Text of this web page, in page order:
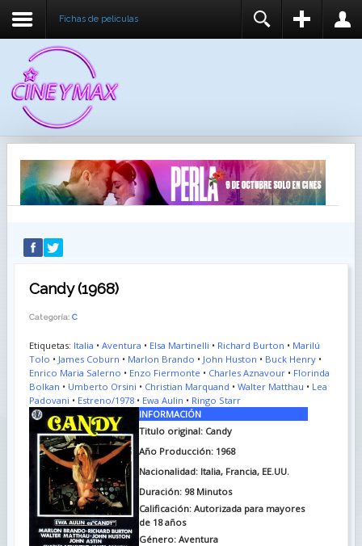
Fichas de peliculas
RECUÉRDEME
IDENTIFICARSE
REGISTER
Candy (1968)
Categoría: C
Etiquetas: Italia • Aventura • Elsa Martinelli • Richard Burton • Marilú
Tolo • James Coburn • Marlon Brando • John Huston • Buck Henry•
Enrico Maria Salerno • Enzo Fiermonte • Charles Aznavour• Florinda
Bolkan • Umberto Orsini • Christian Marquand • Walter Matthau • Lea
Padovani • Estreno/1978• Ewa Aulin • Ringo Starr
INFORMACIÓN
Titulo original: Candy
Año Producción: 1968
Nacionalidad: Italia, Francia, EE.UU.
Duración: 98 Minutos
Calificación: Autorizada para mayores
de 18 años
Género: Aventura